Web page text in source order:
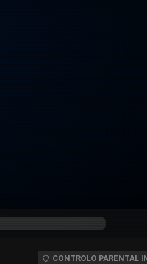
CONTROLO PARENTAL